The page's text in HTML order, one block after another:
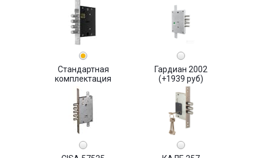
Стандартная
комплектация
Гардиан 2002
(+1939 руб)